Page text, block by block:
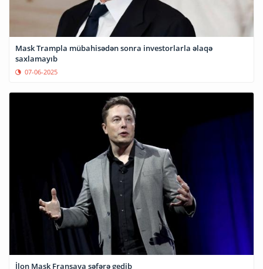
Mask Trampla mübahisədən sonra investorlarla əlaqə
saxlamayıb
07-06-2025
İlon Mask Fransaya səfərə gedib